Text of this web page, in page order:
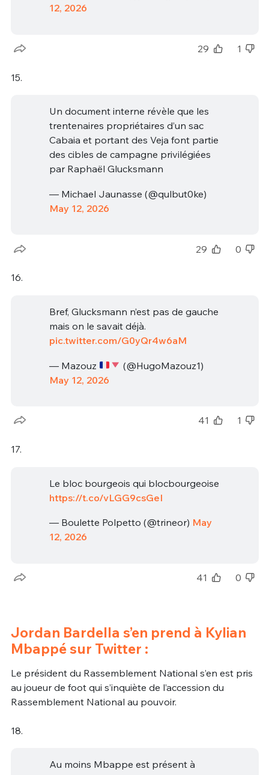
12, 2026
29 1
15.
Un document interne révèle que les
trentenaires propriétaires d’un sac
Cabaia et portant des Veja font partie
des cibles de campagne privilégiées
par Raphaël Glucksmann
— Michael Jaunasse (@qulbut0ke)
May 12, 2026
29 0
16.
Bref, Glucksmann n’est pas de gauche
mais on le savait déjà.
pic.twitter.com/G0yQr4w6aM
— Mazouz
(@HugoMazouz1)
May 12, 2026
41 1
17.
Le bloc bourgeois qui blocbourgeoise
https://t.co/vLGG9csGeI
— Boulette Polpetto (@trineor) May
12, 2026
41 0
Jordan Bardella s’en prend à Kylian
Mbappé sur Twitter :
Le président du Rassemblement National s’en est pris
au joueur de foot qui s’inquiète de l’accession du
Rassemblement National au pouvoir.
18.
Au moins Mbappe est présent à